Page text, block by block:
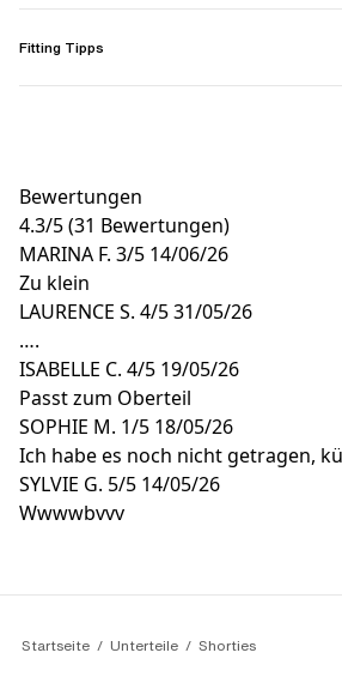
Fitting Tipps
Bewertungen
4.3/5(31 Bewertungen)
MARINA F. 3/5 14/06/26
Zu klein
LAURENCE S. 4/531/05/26
….
ISABELLE C. 4/5 19/05/26
Passt zum Oberteil
SOPHIE M. 1/5 18/05/26
Ich habe es noch nicht getragen,
SYLVIE G. 5/5 14/05/26
Wwwwbvvv
Startseite Unterteile Shorties